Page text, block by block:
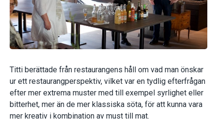
Titti berättade från restaurangens håll om vad man önskar
ur ett restaurangperspektiv, vilket var en tydlig efterfrågan
efter mer extrema muster med till exempel syrlighet eller
bitterhet, mer än de mer klassiska söta, för att kunna vara
mer kreativ i kombination av must till mat.